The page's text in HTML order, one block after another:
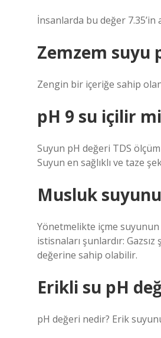
İnsanlarda bu değer 7.35’in
Zemzem suyu
Zengin bir içeriğe sahip
pH 9 su içilir
Suyun pH değeri TDS
Suyun en sağlıklı ve taze
Musluk
Yönetmelikte içme suyunun
istisnaları şunlardır:
değerine sahip olabilir.
Erikli su pH
pH değeri nedir? Erik